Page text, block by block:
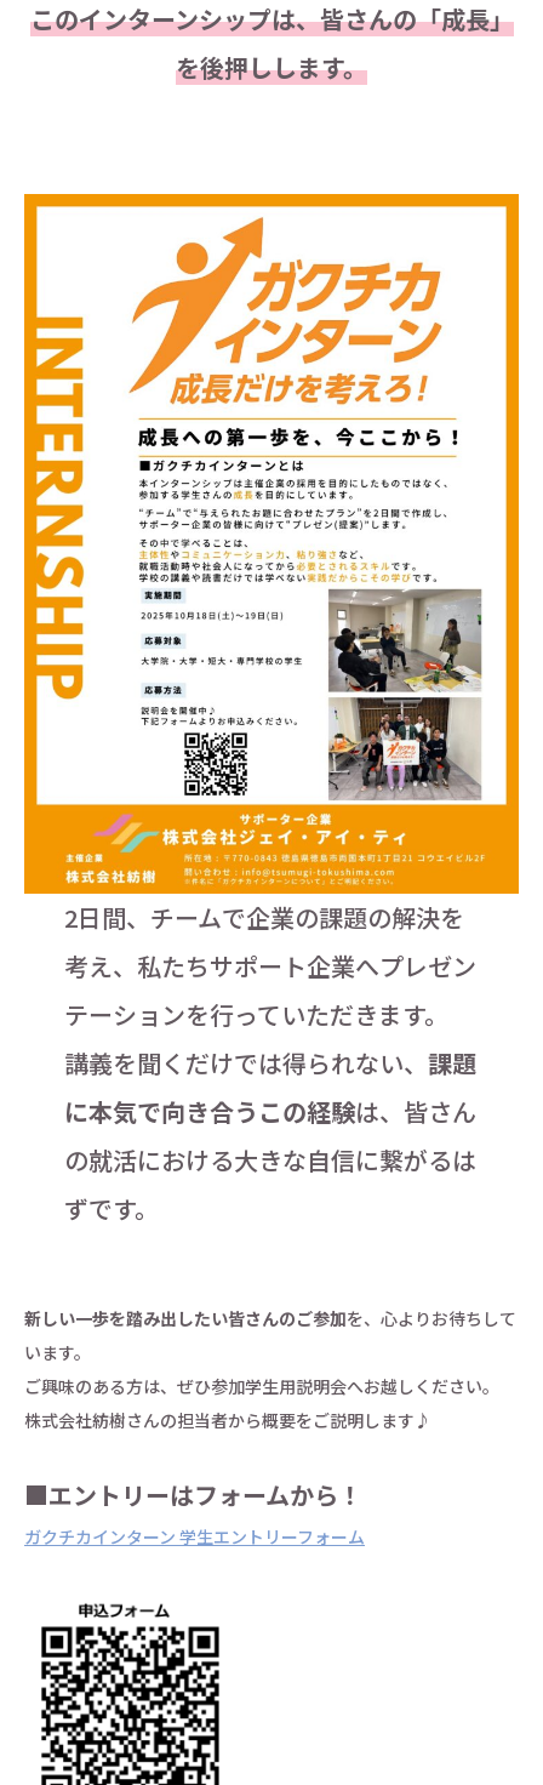
このインターンシップは、皆さんの「成長」
を後押しします。
2日間、チームで企業の課題の解決を
考え、私たちサポート企業へプレゼン
テーションを行っていただきます。
講義を聞くだけでは得られない、 課題
に本気で向き合うこの経験は、皆さん
の就活における大きな自信に繋がるは
ずです。
新しい一歩を踏み出したい皆さんのご参加を、心よりお待ちして
います。
ご興味のある方は、ぜひ参加学生用説明会へお越しください。
株式会社紡樹さんの担当者から概要をご説明します♪
■エントリーはフォームから！
ガクチカインターン 学生エントリーフォーム